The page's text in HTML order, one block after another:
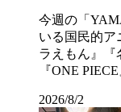
今週の「
いる国民的ア
ラえもん』『
『ONE
2026/8/2